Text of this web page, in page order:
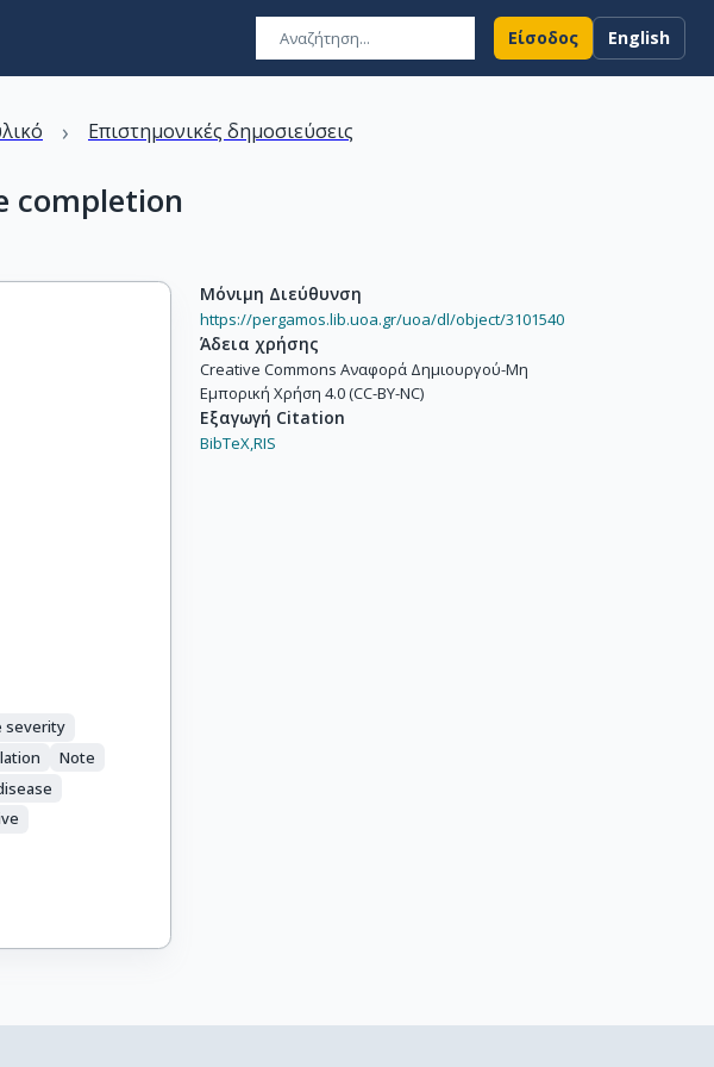
Είσοδος English
› Επιστημονικές δημοσιεύσεις
completion
severity
Note
Μόνιμη Διεύθυνση
https://pergamos.lib.uoa.gr/uoa/dl/object/3101540
Άδεια χρήσης
Creative Commons Αναφορά Δημιουργού-Μη
Εμπορική Χρήση 4.0 (CC-BY-NC)
Εξαγωγή Citation
BibTeX,RIS